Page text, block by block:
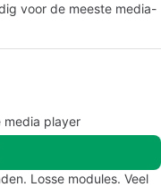
voor de meeste media-
media player
Losse modules. Veel